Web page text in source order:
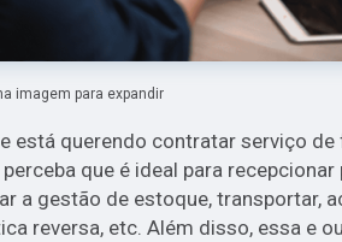
imagem para expandir
está querendo contratar serviço
que é ideal para
a gestão de estoque, transportar,
reversa, etc. Além disso, essa e